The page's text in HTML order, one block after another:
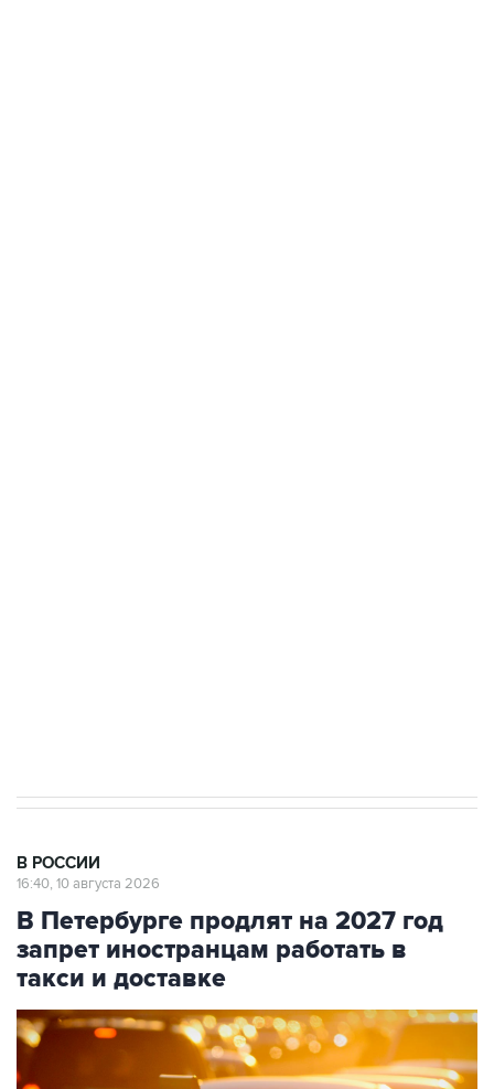
В РОССИИ
16:40, 10 августа 2026
В Петербурге продлят на 2027 год
запрет иностранцам работать в
такси и доставке